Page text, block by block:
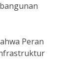
Peran